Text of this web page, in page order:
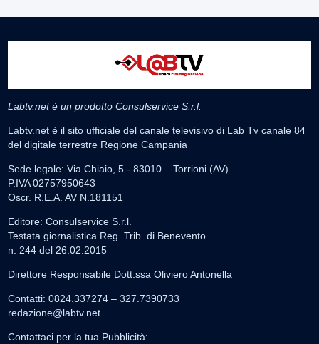
Labtv.net è un prodotto Consulservice S.r.l.
Labtv.net è il sito ufficiale del canale televisivo di Lab Tv canale 84
del digitale terrestre Regione Campania
Sede legale: Via Chiaio, 5 - 83010 – Torrioni (AV)
P.IVA 02757950643
Oscr. R.E.A. AV N.181151
Editore: Consulservice S.r.l.
Testata giornalistica Reg. Trib. di Benevento
n. 244 del 26.02.2015
Direttore Responsabile Dott.ssa Oliviero Antonella
Contatti: 0824.337274 – 327.7390733
redazione@labtv.net
Contattaci per la tua Pubblicità: